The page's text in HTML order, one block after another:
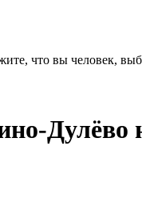
что вы человек,
Дулёво